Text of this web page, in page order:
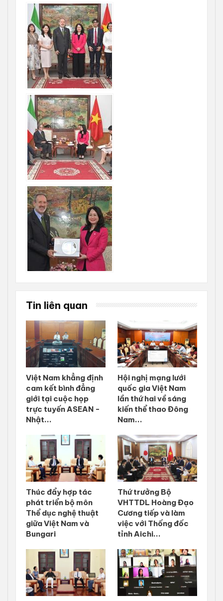
Tin liên quan
Việt Nam khẳng định
cam kết bình đẳng
giới tại cuộc họp
trực tuyến ASEAN -
Nhật...
Hội nghị mạng lưới
quốc gia Việt Nam
lần thứ hai về sáng
kiến thể thao Đông
Nam...
Thúc đẩy hợp tác
phát triển bộ môn
Thể dục nghệ thuật
giữa Việt Nam và
Bungari
Thứ trưởng Bộ
VHTTDL Hoàng Đạo
Cương tiếp và làm
việc với Thống đốc
tỉnh Aichi...